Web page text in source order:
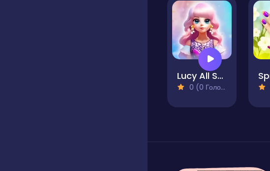
Lucy All Season Fashionista
0 (0 Голосів)